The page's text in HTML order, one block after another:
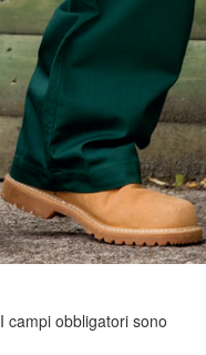
I campi obbligatori sono